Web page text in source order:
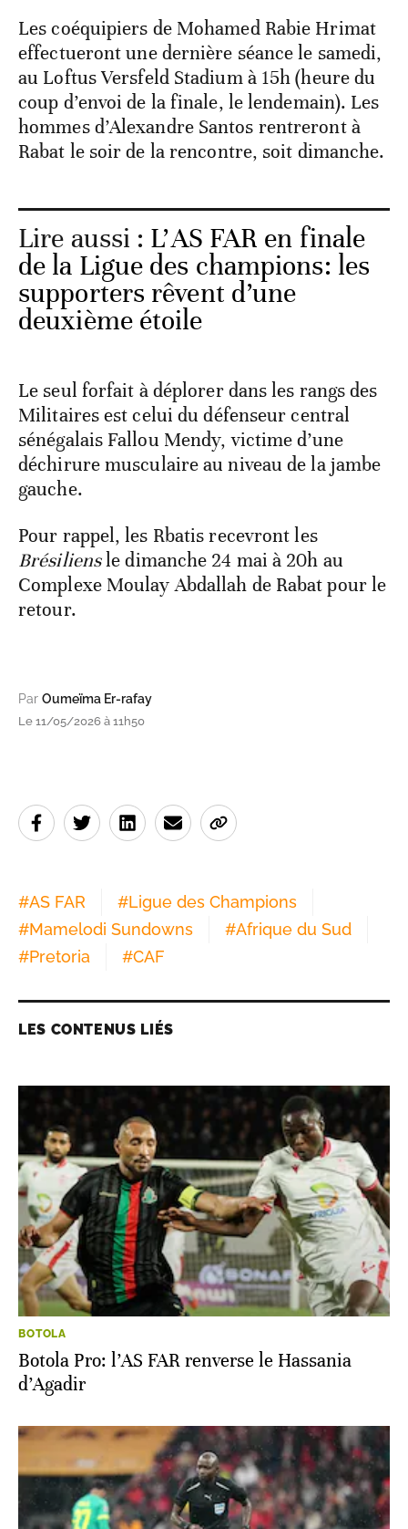
Les coéquipiers de Mohamed Rabie Hrimat
effectueront une dernière séance le samedi,
au Loftus Versfeld Stadium à 15h (heure du
coup d’envoi de la finale, le lendemain). Les
hommes d’Alexandre Santos rentreront à
Rabat le soir de la rencontre, soit dimanche.
Lire aussi : L’AS FAR en finale
de la Ligue des champions: les
supporters rêvent d’une
deuxième étoile
Le seul forfait à déplorer dans les rangs des
Militaires est celui du défenseur central
sénégalais Fallou Mendy, victime d’une
déchirure musculaire au niveau de la jambe
gauche.
Pour rappel, les Rbatis recevront les
Brésiliensle dimanche 24 mai à 20h au
Complexe Moulay Abdallah de Rabat pour le
retour.
Par Oumeïma Er-rafay
Le 11/05/2026 à 11h50
#AS FAR #Ligue des Champions
#Mamelodi Sundowns #Afrique du Sud
#Pretoria #CAF
LES CONTENUS LIÉS
BOTOLA
Botola Pro: l’AS FAR renverse le Hassania
d’Agadir